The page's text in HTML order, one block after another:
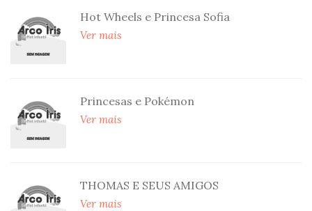
Hot Wheels e Princesa Sofia
Ver mais
Princesas e Pokémon
Ver mais
THOMAS E SEUS AMIGOS
Ver mais